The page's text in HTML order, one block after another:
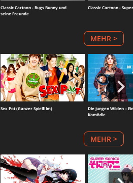
Classic Cartoon - Bugs Bunny und
seine Freunde
Classic Cartoon -
MEHR >
Sex Pot (Ganzer Spielfilm)
Die jungen Wilden –
Komödie
MEHR >